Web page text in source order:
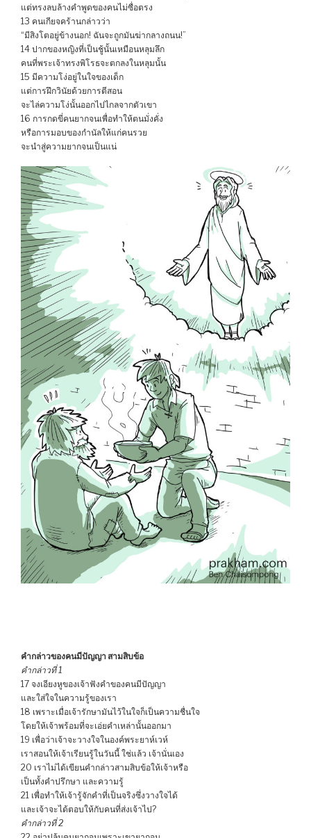
แต่ทรงลบล้างคำพูดของคนไม่ซื่อตรง
13 คนเกียจคร้านกล่าวว่า
“มีสิงโตอยู่ข้างนอก! ฉันจะถูกมันฆ่ากลางถนน!”
14 ปากของหญิงที่เป็นชู้นั้นเหมือนหลุมลึก
คนที่พระเจ้าทรงพิโรธจะตกลงในหลุมนั้น
15 มีความโง่อยู่ในใจของเด็ก
แต่การฝึกวินัยด้วยการตีสอน
จะไล่ความโง่นั้นออกไปไกลจากตัวเขา
16 การกดขี่คนยากจนเพื่อทำให้ตนมั่งคั่ง
หรือการมอบของกำนัลให้แก่คนรวย
จะนำสู่ความยากจนเป็นแน่
คำกล่าวของคนมีปัญญา สามสิบข้อ
คำกล่าวที่ 1
17 จงเอียงหูของเจ้าฟังคำของคนมีปัญญา
และใส่ใจในความรู้ของเรา
18 เพราะเมื่อเจ้ารักษามันไว้ในใจก็เป็นความชื่นใจ
โดยให้เจ้าพร้อมที่จะเอ่ยคำเหล่านั้นออกมา
19 เพื่อว่าเจ้าจะวางใจในองค์พระยาห์เวห์
เราสอนให้เจ้าเรียนรู้ในวันนี้ ใช่แล้ว เจ้านั่นเอง
20 เราไม่ได้เขียนคำกล่าวสามสิบข้อให้เจ้าหรือ
เป็นทั้งคำปรึกษา และความรู้
21 เพื่อทำให้เจ้ารู้จักคำที่เป็นจริงซึ่งวางใจได้
และเจ้าจะได้ตอบให้กับคนที่ส่งเจ้าไป?
คำกล่าวที่ 2